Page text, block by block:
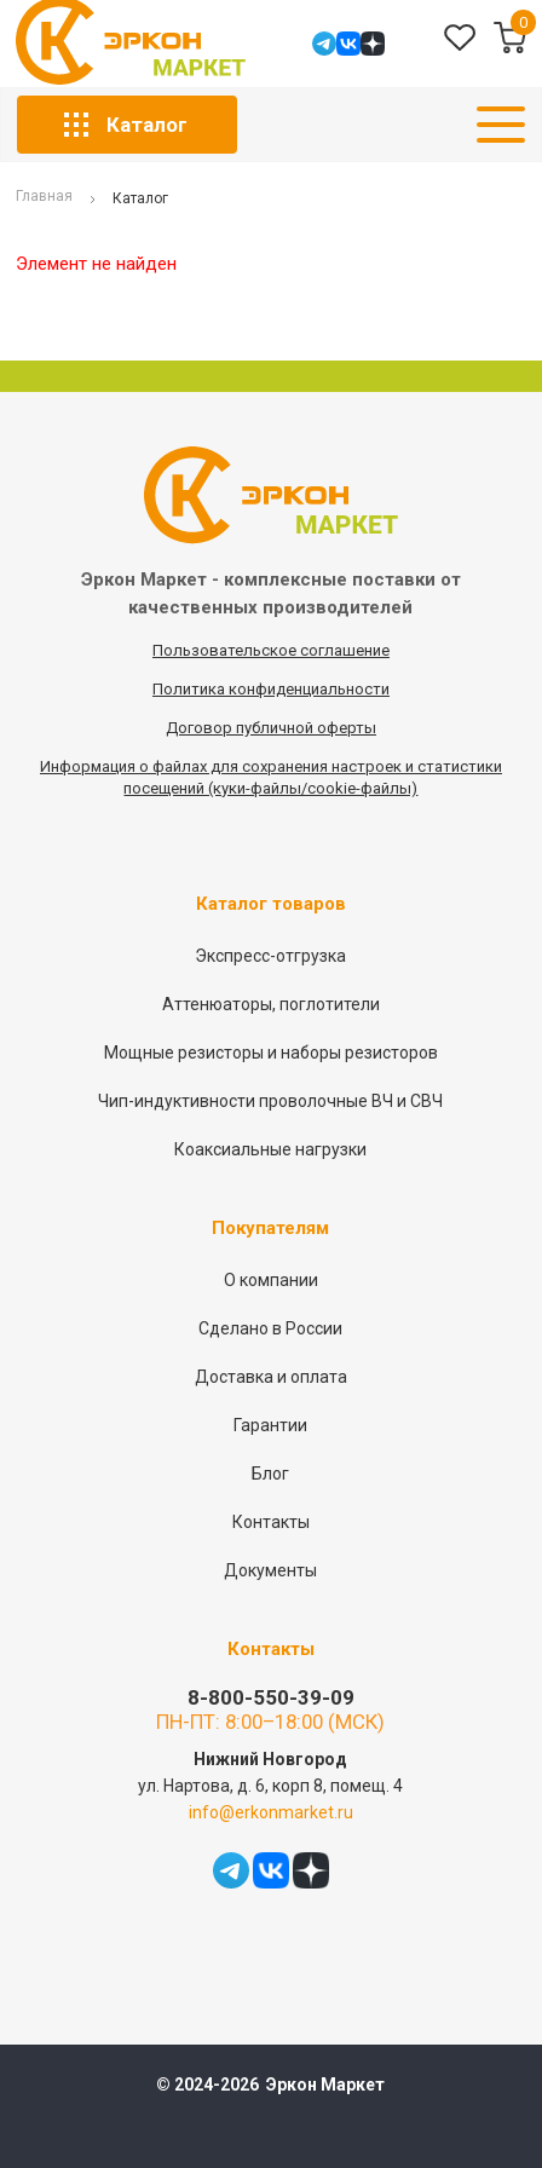
0
Каталог
Главная Каталог
Элемент не найден
Эркон Маркет - комплексные поставки от
качественных производителей
Пользовательское соглашение
Политика конфиденциальности
Договор публичной оферты
Информация о файлах для сохранения настроек и статистики
посещений (куки-файлы/cookie-файлы)
Каталог товаров
Экспресс-отгрузка
Аттенюаторы, поглотители
Мощные резисторы и наборы резисторов
Чип-индуктивности проволочные ВЧ и СВЧ
Коаксиальные нагрузки
Покупателям
О компании
Сделано в России
Доставка и оплата
Гарантии
Блог
Контакты
Документы
Контакты
8-800-550-39-09
ПН-ПТ: 8:00–18:00 (МСК)
Нижний Новгород
ул. Нартова, д. 6, корп 8, помещ. 4
info@erkonmarket.ru
© 2024-2026 Эркон Маркет